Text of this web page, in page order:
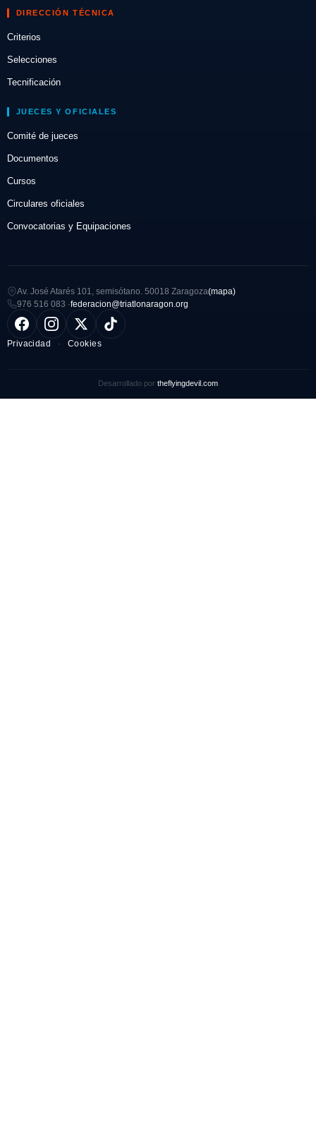
DIRECCIÓN TÉCNICA
Criterios
Selecciones
Tecnificación
JUECES Y OFICIALES
Comité de jueces
Documentos
Cursos
Circulares oficiales
Convocatorias y Equipaciones
Av. José Atarés 101, semisótano. 50018 Zaragoza(mapa)
976 516 083 ·federacion@triatlonaragon.org
Privacidad · Cookies
Desarrollado por theflyingdevil.com